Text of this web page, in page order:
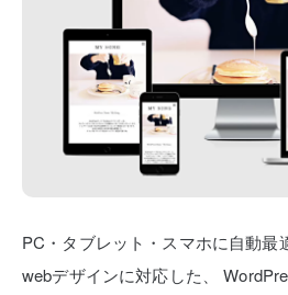
PC・タブレット・スマホに自動最
webデザインに対応した、